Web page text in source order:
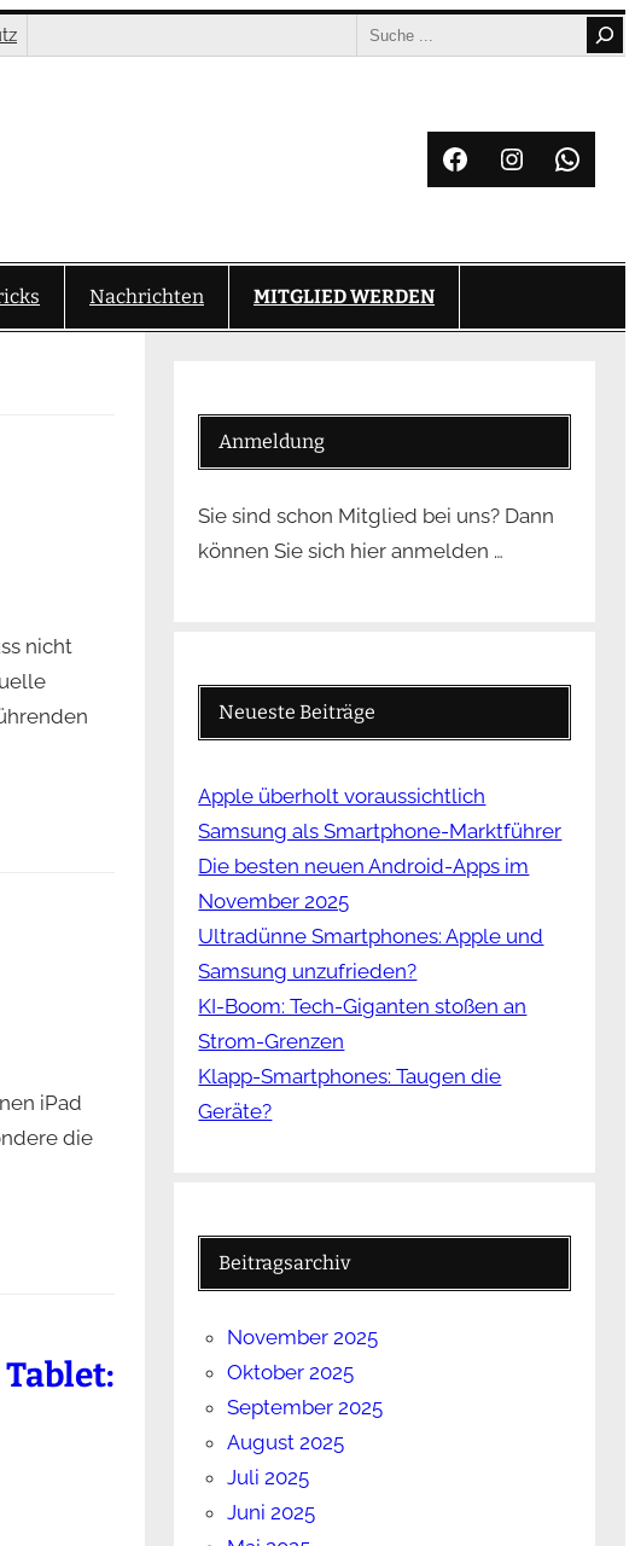
Search
Facebook
Instagram
Nachrichten MITGLIED WERDEN
nicht
iPad
die
Anmeldung
Sie sind schon Mitglied bei uns? Dann
können Sie sich hier anmelden …
Neueste Beiträge
Apple überholt voraussichtlich
Samsung als Smartphone-Marktführer
Die besten neuen Android-Apps im
November 2025
Ultradünne Smartphones: Apple und
Samsung unzufrieden?
KI-Boom: Tech-Giganten stoßen an
Strom-Grenzen
Klapp-Smartphones: Taugen die
Geräte?
Beitragsarchiv
November 2025
Oktober 2025
September 2025
August 2025
Juli 2025
Juni 2025